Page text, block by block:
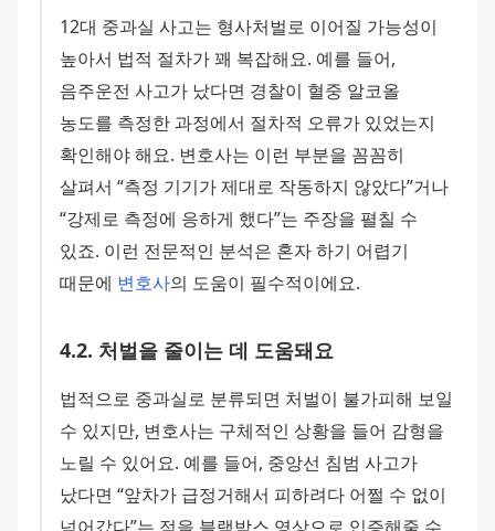
12대 중과실 사고는 형사처벌로 이어질 가능성이
높아서 법적 절차가 꽤 복잡해요. 예를 들어,
음주운전 사고가 났다면 경찰이 혈중 알코올
농도를 측정한 과정에서 절차적 오류가 있었는지
확인해야 해요. 변호사는 이런 부분을 꼼꼼히
살펴서 “측정 기기가 제대로 작동하지 않았다”거나
“강제로 측정에 응하게 했다”는 주장을 펼칠 수
있죠. 이런 전문적인 분석은 혼자 하기 어렵기
때문에 변호사의 도움이 필수적이에요.
4.2. 처벌을 줄이는 데 도움돼요
법적으로 중과실로 분류되면 처벌이 불가피해 보일
수 있지만, 변호사는 구체적인 상황을 들어 감형을
노릴 수 있어요. 예를 들어, 중앙선 침범 사고가
났다면 “앞차가 급정거해서 피하려다 어쩔 수 없이